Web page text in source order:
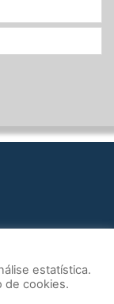
estatística.
de cookies.